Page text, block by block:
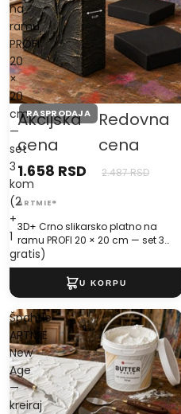
na
ramu
PROFI
20
×
20
cm
—
set
3
kom
(2
+
1
gratis)
RASPRODAJA
3D+ Crno slikarsko platno na
ramu PROFI 20 × 20 cm — set 3
kom (2 + 1 gratis)
Akcijska
cena
1.658 RSD
Redovna
cena
2.487 RSD
ARTMIE®
Špahtle
ARTMIE
New
Age
—
kreiraj